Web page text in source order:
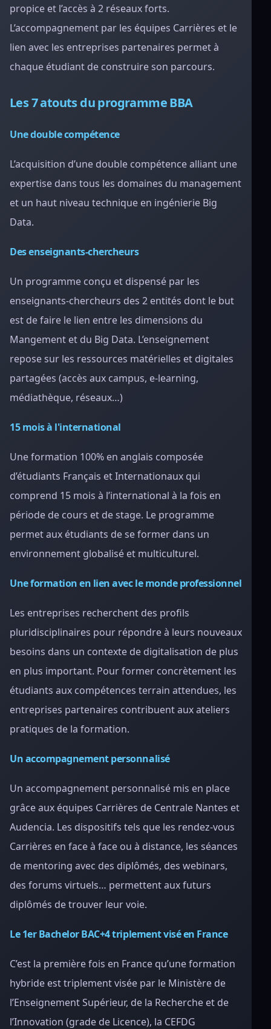
propice et l’accès à 2 réseaux forts.
L’accompagnement par les équipes Carrières et le
lien avec les entreprises partenaires permet à
chaque étudiant de construire son parcours.
Les 7 atouts du programme BBA
Une double compétence
L’acquisition d’une double compétence alliant une
expertise dans tous les domaines du management
et un haut niveau technique en ingénierie Big
Data.
Des enseignants-chercheurs
Un programme conçu et dispensé par les
enseignants-chercheurs des 2 entités dont le but
est de faire le lien entre les dimensions du
Mangement et du Big Data. L’enseignement
repose sur les ressources matérielles et digitales
partagées (accès aux campus, e-learning,
médiathèque, réseaux…)
15 mois à l'international
Une formation 100% en anglais composée
d’étudiants Français et Internationaux qui
comprend 15 mois à l’international à la fois en
période de cours et de stage. Le programme
permet aux étudiants de se former dans un
environnement globalisé et multiculturel.
Une formation en lien avec le monde professionnel
Les entreprises recherchent des profils
pluridisciplinaires pour répondre à leurs nouveaux
besoins dans un contexte de digitalisation de plus
en plus important. Pour former concrètement les
étudiants aux compétences terrain attendues, les
entreprises partenaires contribuent aux ateliers
pratiques de la formation.
Un accompagnement personnalisé
Un accompagnement personnalisé mis en place
grâce aux équipes Carrières de Centrale Nantes et
Audencia. Les dispositifs tels que les rendez-vous
Carrières en face à face ou à distance, les séances
de mentoring avec des diplômés, des webinars,
des forums virtuels… permettent aux futurs
diplômés de trouver leur voie.
Le 1er Bachelor BAC+4 triplement visé en France
C’est la première fois en France qu’une formation
hybride est triplement visée par le Ministère de
l’Enseignement Supérieur, de la Recherche et de
l’Innovation (grade de Licence), la CEFDG